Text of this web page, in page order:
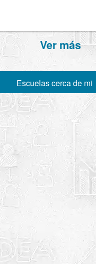
Ver más
Escuelas cerca de mi